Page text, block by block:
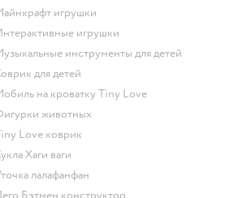
Майнкрафт игрушки
Интерактивные игрушки
Музыкальные инструменты для детей
Коврик для детей
Мобиль на кроватку Tiny Love
Фигурки животных
Tiny Love коврик
Кукла Хаги ваги
Уточка лалафанфан
Лего Бэтмен конструктор